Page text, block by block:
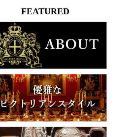
FEATURED